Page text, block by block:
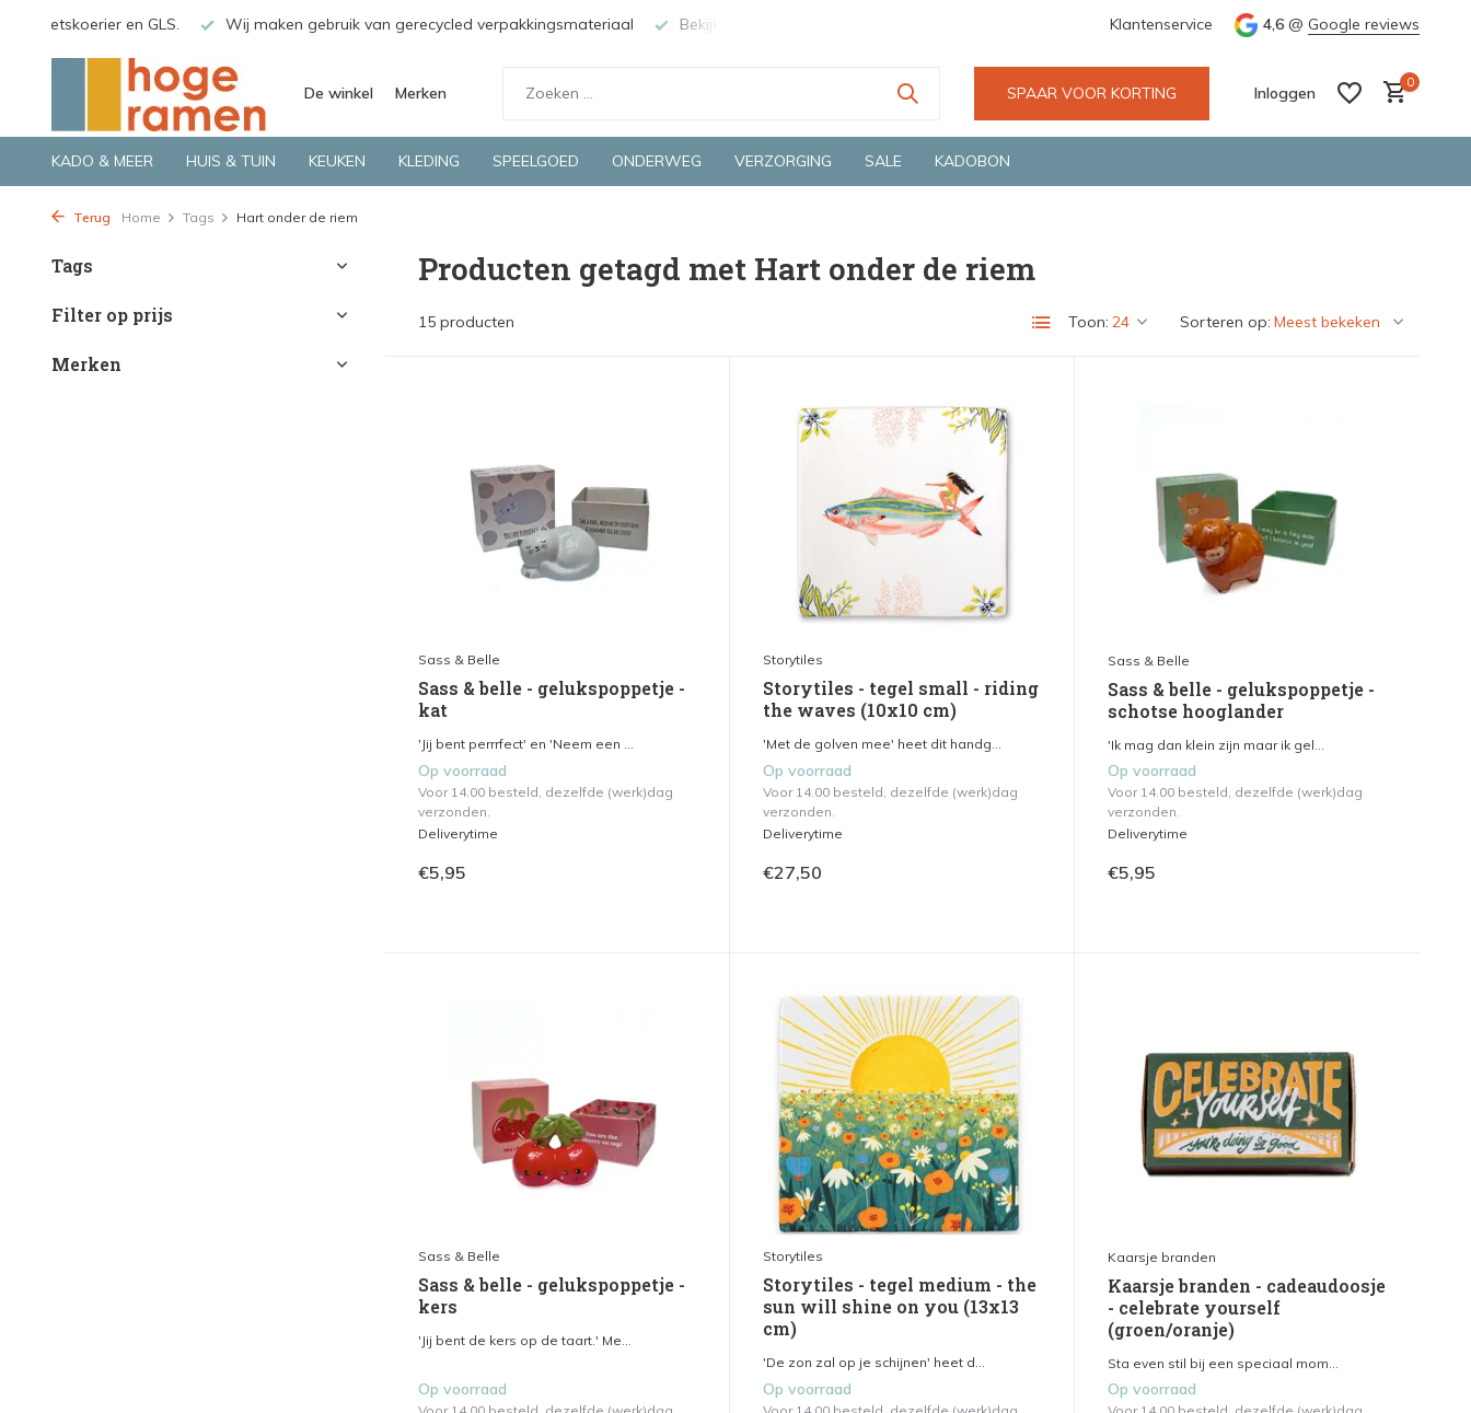
Fietskoerier en GLS. Wij maken gebruik van gerecycled verpakkingsmateriaal Bekijk de producten live in onze winkel in Deventer Groene en snelle bezorging door o.a. Fietskoerier en
Klantenservice 4,6 @ Google reviews
De winkel Merken SPAAR VOOR KORTING Inloggen
0
KADO & MEER HUIS & TUIN KEUKEN KLEDING SPEELGOED ONDERWEG VERZORGING SALE KADOBON
Terug Home Tags Hart onder de riem
Tags
Filter op prijs
Merken
Producten getagd met Hart onder de riem
15 producten Toon: Sorteren op:
Sass & Belle
Sass & belle - gelukspoppetje -
kat
'Jij bent perrrfect' en 'Neem een ...
Op voorraad
Voor 14.00 besteld, dezelfde (werk)dag
verzonden.
Deliverytime
€5,95
Storytiles
Storytiles - tegel small - riding
the waves (10x10 cm)
'Met de golven mee' heet dit handg...
Op voorraad
Voor 14.00 besteld, dezelfde (werk)dag
verzonden.
Deliverytime
€27,50
Sass & Belle
Sass & belle - gelukspoppetje -
schotse hooglander
'Ik mag dan klein zijn maar ik gel...
Op voorraad
Voor 14.00 besteld, dezelfde (werk)dag
verzonden.
Deliverytime
€5,95
Sass & Belle
Sass & belle - gelukspoppetje -
kers
'Jij bent de kers op de taart.' Me...
Op voorraad
Storytiles
Storytiles - tegel medium - the
sun will shine on you (13x13
cm)
'De zon zal op je schijnen' heet d...
Op voorraad
Kaarsje branden
Kaarsje branden - cadeaudoosje
- celebrate yourself
(groen/oranje)
Sta even stil bij een speciaal mom...
Op voorraad